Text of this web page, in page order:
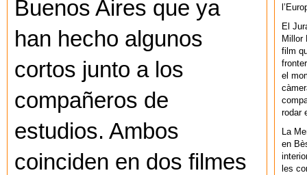
Buenos Aires que ya
han hecho algunos
cortos junto a los
compañeros de
estudios. Ambos
coinciden en dos filmes
El
Millor
film
el
rodar
La
en
les